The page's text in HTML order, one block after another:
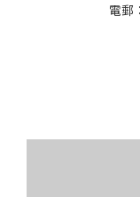
電郵